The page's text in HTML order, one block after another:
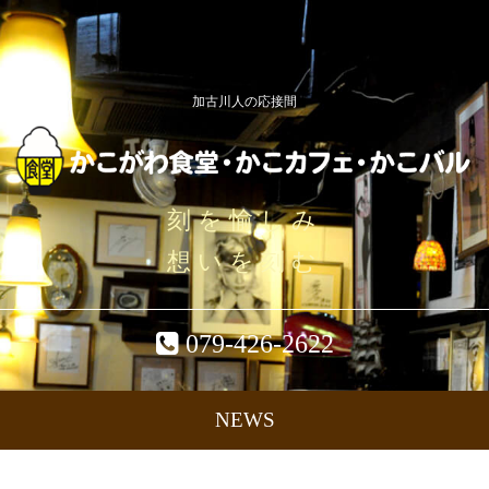
加古川人の応接間
刻を愉しみ
想いを刻む
079-426-2622
NEWS